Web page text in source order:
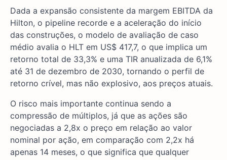
Dada a expansão consistente da margem EBITDA da
Hilton, o pipeline recorde e a aceleração do início
das construções, o modelo de avaliação de caso
médio avalia o HLT em US$ 417,7, o que implica um
retorno total de 33,3% e uma TIR anualizada de 6,1%
até 31 de dezembro de 2030, tornando o perfil de
retorno crível, mas não explosivo, aos preços atuais.
O risco mais importante continua sendo a
compressão de múltiplos, já que as ações são
negociadas a 2,8x o preço em relação ao valor
nominal por ação, em comparação com 2,2x há
apenas 14 meses, o que significa que qualquer